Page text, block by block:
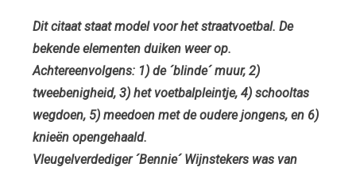
Dit citaat staat model voor het straatvoetbal. De
bekende elementen duiken weer op.
Achtereenvolgens: 1) de ´blinde´ muur, 2)
tweebenigheid, 3) het voetbalpleintje, 4) schooltas
wegdoen, 5) meedoen met de oudere jongens, en 6)
knieën opengehaald.
Vleugelverdediger ´Bennie´ Wijnstekers was van